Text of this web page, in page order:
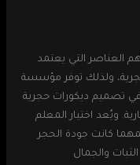
العناصر التي يعتمد
ولذلك توفر مؤسسة
تصميم ديكورات حجرية
ويُعد اختيار المعلم
كانت جودة الحجر
والجمال